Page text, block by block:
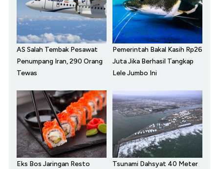
AS Salah Tembak Pesawat
Penumpang Iran, 290 Orang
Tewas
Pemerintah Bakal Kasih Rp26
Juta Jika Berhasil Tangkap
Lele Jumbo Ini
Eks Bos Jaringan Resto
Tsunami Dahsyat 40 Meter